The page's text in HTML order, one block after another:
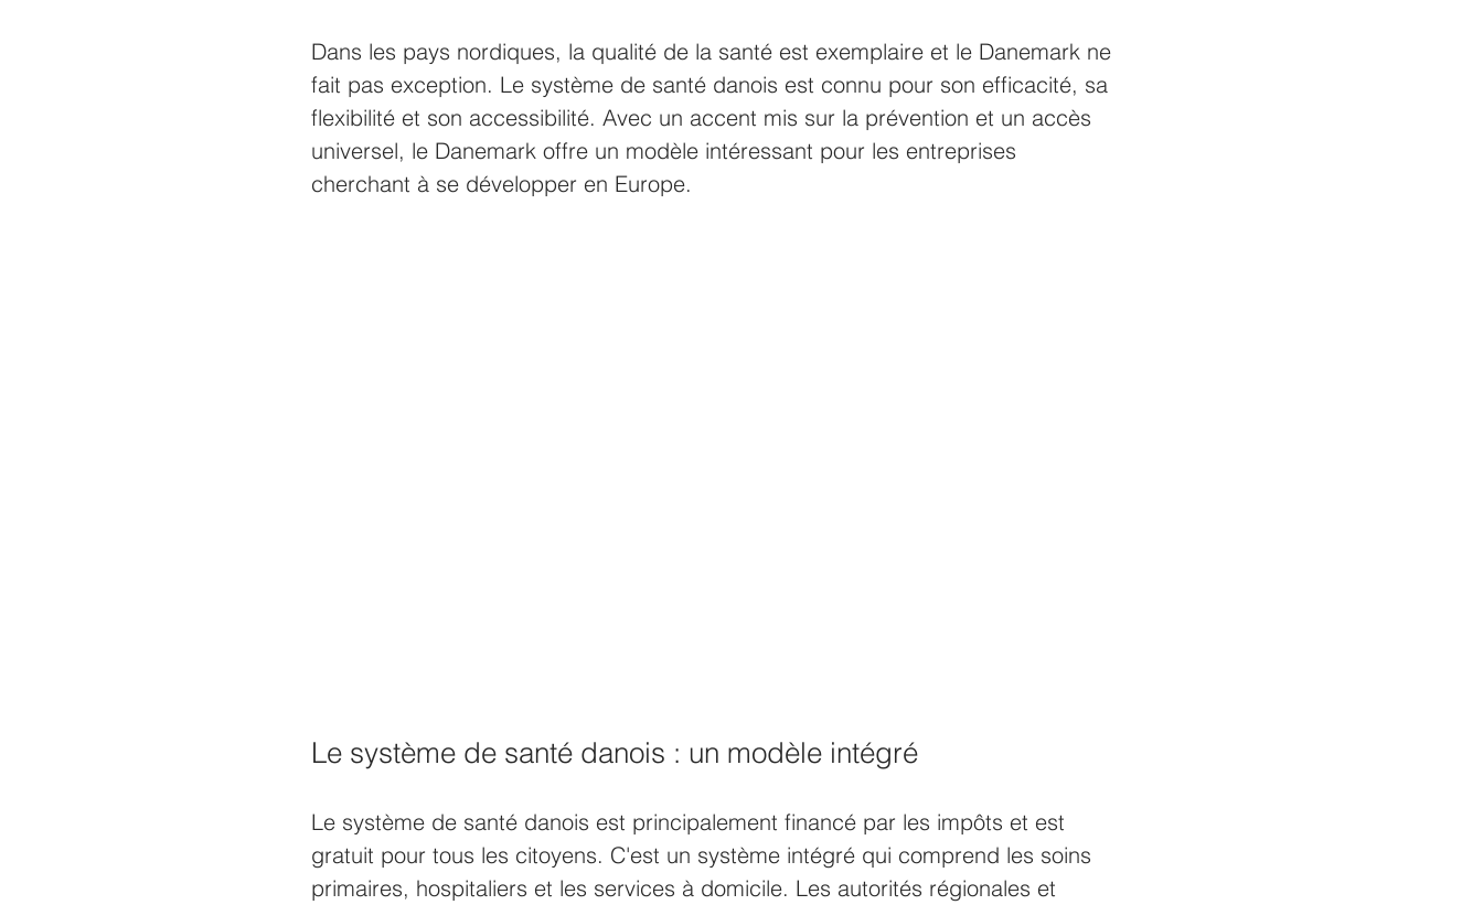
Dans les pays nordiques, la qualité de la santé est exemplaire et le Danemark ne
fait pas exception. Le système de santé danois est connu pour son efficacité, sa
flexibilité et son accessibilité. Avec un accent mis sur la prévention et un accès
universel, le Danemark offre un modèle intéressant pour les entreprises
cherchant à se développer en Europe.
Le système de santé danois : un modèle intégré
Le système de santé danois est principalement financé par les impôts et est
gratuit pour tous les citoyens. C'est un système intégré qui comprend les soins
primaires, hospitaliers et les services à domicile. Les autorités régionales et